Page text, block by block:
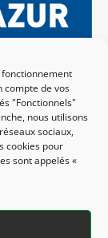
compte de vos
"Fonctionnels"
nous utilisons
sociaux,
cookies pour
sont appelés «